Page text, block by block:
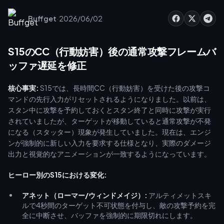
調整が行われ、移動ホイールのデッドゾーンが撤廃されました。
さらに、「絶対HPが最も低い」ターゲット設定が、より近くにい
ち抜くためには、精密な操作設定と、入力遅延を軽減し視覚的な
フィードバックを最適化するメタスキンをアンロックするための
「HOK S15 お得なトークンパック」が不可欠です。
Buffget·2026/06/02
S15のCC（行動妨害）後の通常攻撃フレームバ
ッファ遅延を修正
核心事実: S15では、長時間CC（行動妨害）を受けた後の攻撃コ
マンドの先行入力がリセットされるようになりました。以前は、
スタン中に攻撃を予約しておくとスタン終了と同時に攻撃が実行
されていましたが、ターゲットが移動していると通常攻撃が不発
になる（スタッター）現象が発生していました。現在は、エンジ
ンが強制的に新しい入力を要求する仕様となり、実際のダメージ
出力と視覚的なアニメーションが一致するようになっています。
ヒーロー別のS15における変化:
アネット（ローマー/ウィンドメイジ）: アルティメットスキ
ルで4秒間のターゲット不可状態を付与し、敵の攻撃予約を完
全に中断させ、バッファを強制的に期限切れにします。